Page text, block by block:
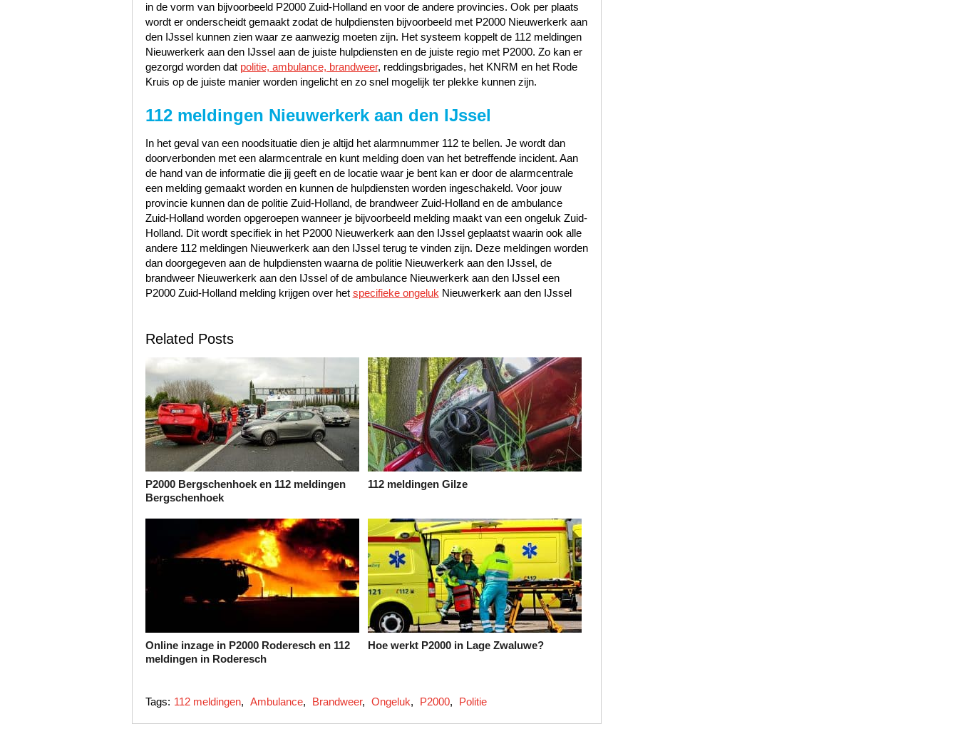
in de vorm van bijvoorbeeld P2000 Zuid-Holland en voor de andere provincies. Ook per plaats
wordt er onderscheidt gemaakt zodat de hulpdiensten bijvoorbeeld met P2000 Nieuwerkerk aan
den IJssel kunnen zien waar ze aanwezig moeten zijn. Het systeem koppelt de 112 meldingen
Nieuwerkerk aan den IJssel aan de juiste hulpdiensten en de juiste regio met P2000. Zo kan er
gezorgd worden dat politie, ambulance, brandweer, reddingsbrigades, het KNRM en het Rode
Kruis op de juiste manier worden ingelicht en zo snel mogelijk ter plekke kunnen zijn.
112 meldingen Nieuwerkerk aan den IJssel
In het geval van een noodsituatie dien je altijd het alarmnummer 112 te bellen. Je wordt dan
doorverbonden met een alarmcentrale en kunt melding doen van het betreffende incident. Aan
de hand van de informatie die jij geeft en de locatie waar je bent kan er door de alarmcentrale
een melding gemaakt worden en kunnen de hulpdiensten worden ingeschakeld. Voor jouw
provincie kunnen dan de politie Zuid-Holland, de brandweer Zuid-Holland en de ambulance
Zuid-Holland worden opgeroepen wanneer je bijvoorbeeld melding maakt van een ongeluk Zuid-
Holland. Dit wordt specifiek in het P2000 Nieuwerkerk aan den IJssel geplaatst waarin ook alle
andere 112 meldingen Nieuwerkerk aan den IJssel terug te vinden zijn. Deze meldingen worden
dan doorgegeven aan de hulpdiensten waarna de politie Nieuwerkerk aan den IJssel, de
brandweer Nieuwerkerk aan den IJssel of de ambulance Nieuwerkerk aan den IJssel een
P2000 Zuid-Holland melding krijgen over het specifieke ongeluk Nieuwerkerk aan den IJssel
Related Posts
P2000 Bergschenhoek en 112 meldingen
Bergschenhoek
112 meldingen Gilze
Online inzage in P2000 Roderesch en 112
meldingen in Roderesch
Hoe werkt P2000 in Lage Zwaluwe?
Tags: 112 meldingen, Ambulance, Brandweer, Ongeluk, P2000, Politie